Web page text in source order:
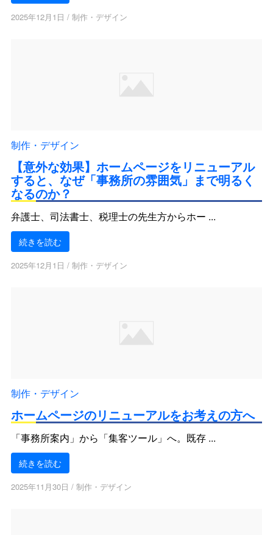
2025年12月1日 / 制作・デザイン
制作・デザイン
【意外な効果】ホームページをリニューアル
すると、なぜ「事務所の雰囲気」まで明るく
なるのか？
弁護士、司法書士、税理士の先生方からホー ...
続きを読む
2025年12月1日 / 制作・デザイン
制作・デザイン
ホームページのリニューアルをお考えの方へ
「事務所案内」から「集客ツール」へ。既存 ...
続きを読む
2025年11月30日 / 制作・デザイン